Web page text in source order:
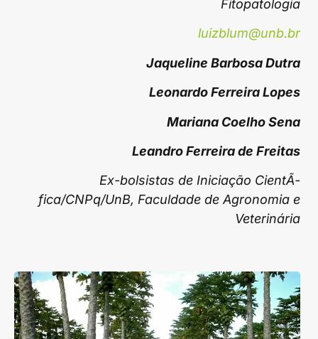
Fitopatologia
luizblum@unb.br
Jaqueline Barbosa Dutra
Leonardo Ferreira Lopes
Mariana Coelho Sena
Leandro Ferreira de Freitas
Ex-bolsistas de Iniciação CientÃ­
fica/CNPq/UnB, Faculdade de Agronomia e
Veterinária